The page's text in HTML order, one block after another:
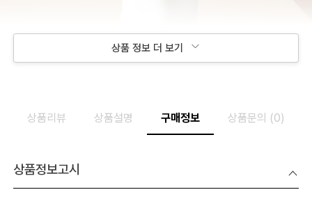
상품 정보 더 보기
상품리뷰 상품설명 구매정보 상품문의 (0)
상품정보고시